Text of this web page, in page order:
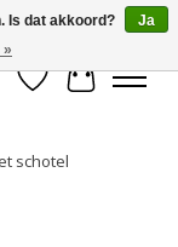
Verlanglijst
schotel
Is dat akkoord?
Ja
»